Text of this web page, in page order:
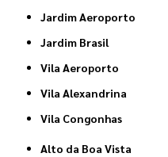
Jardim Aeroporto
Jardim Brasil
Vila Aeroporto
Vila Alexandrina
Vila Congonhas
Alto da Boa Vista